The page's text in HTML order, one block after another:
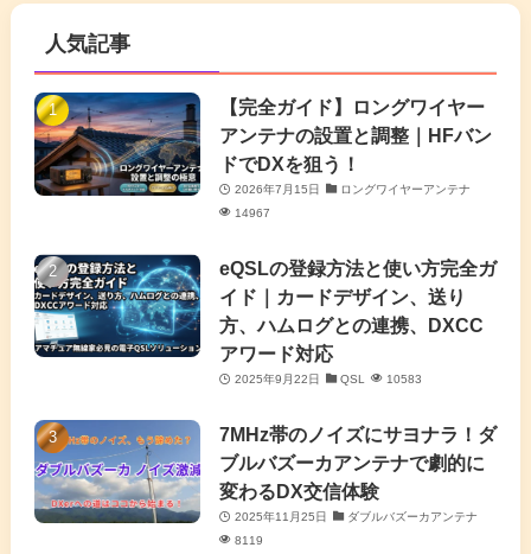
(4)
(3)
(16)
(7)
(6)
(7)
(5)
(4)
(2)
(5)
(11)
(4)
(1)
人気記事
【完全ガイド】ロングワイヤー
アンテナの設置と調整｜HFバン
ドでDXを狙う！
2026年7月15日
ロングワイヤーアンテナ
14967
eQSLの登録方法と使い方完全ガ
イド｜カードデザイン、送り
方、ハムログとの連携、DXCC
アワード対応
2025年9月22日 QSL 10583
7MHz帯のノイズにサヨナラ！ダ
ブルバズーカアンテナで劇的に
変わるDX交信体験
2025年11月25日
ダブルバズーカアンテナ
8119